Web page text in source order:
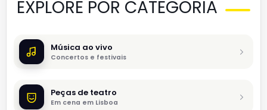
EXPLORE POR CATEGORIA
Música ao vivo
Concertos e festivais
Peças de teatro
Em cena em Lisboa